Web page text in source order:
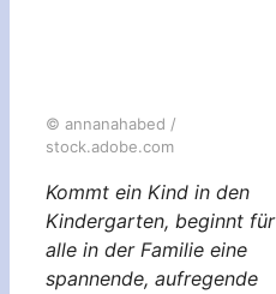
© annanahabed /
stock.adobe.com
Kommt ein Kind in den
Kindergarten, beginnt für
alle in der Familie eine
spannende, aufregende